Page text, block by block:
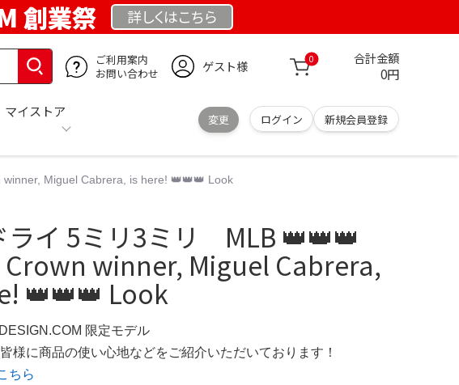
創業祭 詳しくはこちら
ご利用案内
お問い合わせ
ゲスト様 0 合計金額
0円
マイストア
変更 ログイン 新規会員登録
Miguel Cabrera, is here! 👑👑👑 Look
ライ 5ミリ3ミリ MLB 👑👑👑
winner, Miguel Cabrera,
👑👑👑 Look
限定モデル
様に商品の使い心地などをご紹介いただいております！
ちら